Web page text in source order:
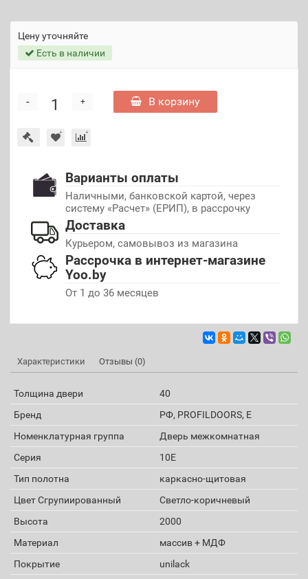
Цену уточняйте
Есть в наличии
+
- В корзину
Варианты оплаты
Наличными, банковской картой, через
систему «Расчет» (ЕРИП), в рассрочку
Доставка
Курьером, самовывоз из магазина
Рассрочка в интернет-магазине
Yoo.by
От 1 до 36 месяцев
Характеристики Отзывы (0)
Толщина двери
40
Бренд
РФ, PROFILDOORS, E
Номенклатурная группа
Дверь межкомнатная
Серия
10E
Тип полотна
каркасно-щитовая
Цвет Сгрупиированный
Светло-коричневый
Высота
2000
Материал
массив + МДФ
Покрытие
unilack